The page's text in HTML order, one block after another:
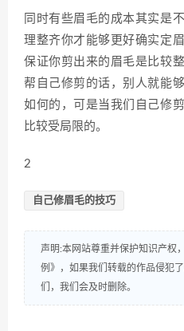
同时有些眉毛的成本其实是
理整齐你才能够更好确实定
保证你剪出来的眉毛是比较
帮自己修剪的话，别人就能
如何的，可是当我们自己修
比较受局限的。
2
自己修眉毛的技巧
声明:本网站尊重并保护知识产权
例》，如果我们转载的作品侵犯
们，我们会及时删除。